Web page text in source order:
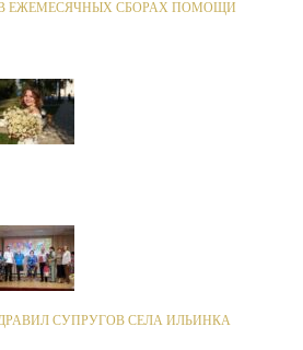
ЕЖЕМЕСЯЧНЫХ СБОРАХ ПОМОЩИ
СУПРУГОВ СЕЛА ИЛЬИНКА